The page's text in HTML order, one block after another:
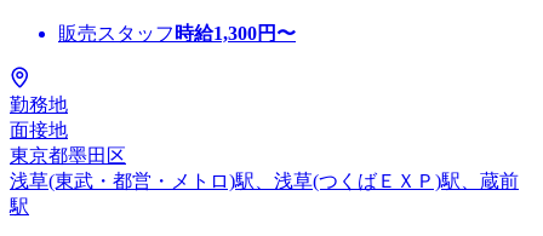
販売スタッフ 時給1,300円〜
勤務地
面接地
東京都墨田区
浅草(東武・都営・メトロ)駅、浅草(つくばＥＸＰ)駅、蔵前
駅